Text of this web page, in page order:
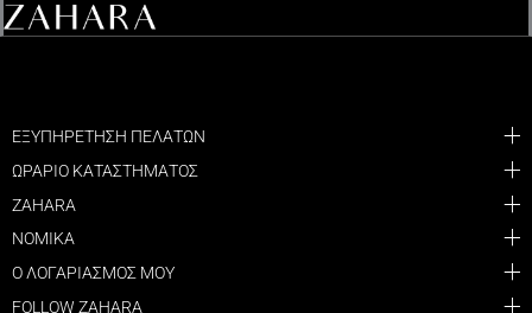
ΕΞΥΠΗΡΕΤΗΣΗ ΠΕΛΑΤΩΝ
ΩΡΑΡΙΟ ΚΑΤΑΣΤΗΜΑΤΟΣ
ZAHARA
ΝΟΜΙΚΑ
Ο ΛΟΓΑΡΙΑΣΜΟΣ ΜΟΥ
FOLLOW ZAHARA